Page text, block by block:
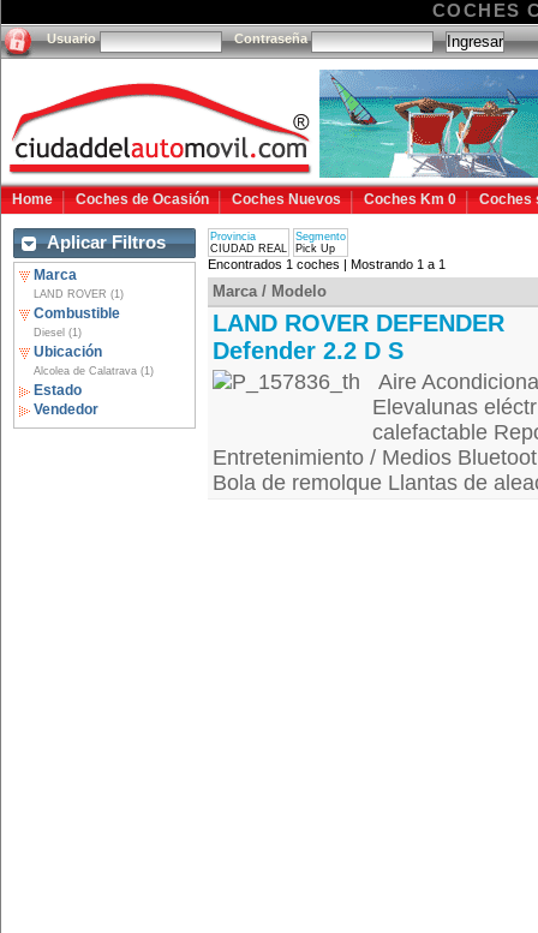
COCHES
Usuario Contraseña
Home Coches de Ocasión Coches Nuevos Coches Km 0 Coches
Aplicar Filtros
Marca
LAND ROVER (1)
Combustible
Diesel (1)
Ubicación
Alcolea de Calatrava (1)
Estado
Vendedor
Provincia
CIUDAD REAL
Segmento
Pick Up
Encontrados 1 coches | Mostrando 1 a 1
Marca / Modelo
LAND ROVER DEFENDER
Defender 2.2 D S
Aire
Elevalunas
calefactable
Entretenimiento / Medios
Bola de remolque Llantas de